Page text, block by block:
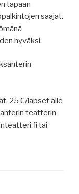
tapaan
saajat.
hyväksi.
25 €/lapset alle
teatterin
tai